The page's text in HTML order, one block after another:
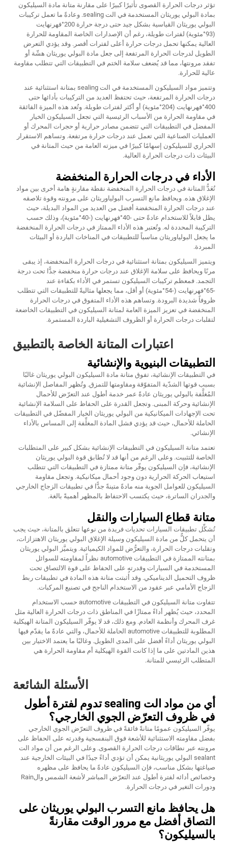
تؤثر درجات الحرارة القصوى تأثيرًا كبيرًا على مقارنة متانة مادة السيليكون
بمادة البولي يوريثان المستخدمة في الت sealing. وعادةً ما تعمل تركيبات
البولي يوريثان القياسية بشكل جيد حتى درجة حرارة 200°فهرنهايت
(93°مئوية) لفترات طويلة، رغم أن الإصدارات الخاصة المقاومة للحرارة
العالية يمكنها تحمل درجات حرارة أعلى لفترات أقصر. وقد يؤدي التعرض
الطويل لدرجات الحرارة المرتفعة إلى جعل مادة البولي يوريثان هشّة أو
تفقد مرونتها، مما قد يُضعف سلامة الختم في التطبيقات التي تتطلب مقاومة
عالية للحرارة.
وتتميز مواد السيليكون المستخدمة في الت sealing بمتانة استثنائية عند
درجات الحرارة المرتفعة، حيث تحتفظ العديد من التركيبات بأدائها حتى
400°فهرنهايت (204°مئوية) أو أكثر لفترات طويلة. وتُعد هذه الميزة الفائقة
في مقاومة الحرارة من الأسباب الرئيسية التي تجعل السيليكون الخيار
المفضل في التطبيقات التي تتضمن مصادر حرارية أو حجرات المحرك أو
العمليات الصناعية التي تعمل عند درجات حرارة مرتفعة. وتساهم الاستقرار
الحراري للسيليكون إسهامًا كبيرًا في ميزته العامة من حيث المتانة في
البيئات ذات درجات الحرارة العالية.
الأداء في درجات الحرارة المنخفضة
تُعَدُّ المتانة في درجات الحرارة المنخفضة نقطة مقارنةٍ هامة أخرى بين مواد
الإغلاق هذه. ويحافظ مانع التسرب البولياوريثان على مرونته وقوة تلاصقه
عند درجات الحرارة المنخفضة أفضل من العديد من المواد البديلة، حيث
يظل قابلاً للاستخدام عادةً حتى -40°فهرنهايت (-40°مئوية)، وذلك حسب
التركيبة المحددة له. وتُعتبر هذه الأداء الممتاز في درجات الحرارة المنخفضة
ما يجعل البولياوريثان مناسباً للتطبيقات في المناخات الباردة أو البيئات
المبردة.
ويتميز السيليكون بمتانة استثنائية في درجات الحرارة المنخفضة، إذ يبقى
مرنًا ويحافظ على سلامة الإغلاق عند درجات حرارة منخفضة جدًّا تحت درجة
التجمد. فمعظم تركيبات السيليكون تستمر في الأداء بكفاءة عند
-65°فهرنهايت (-54°مئوية) أو أقل، مما يجعلها مثاليةً للتطبيقات التي تتطلب
ظروفاً شديدة البرودة. وتساهم هذه الأداء المتفوق في درجات الحرارة
المنخفضة في تعزيز الميزة العامة لمتانة السيليكون في التطبيقات الخاضعة
لتقلبات درجات الحرارة أو الظروف التشغيلية الباردة المستمرة.
اعتبارات المتانة الخاصة بالتطبيق
التطبيقات البنيوية والإنشائية
في التطبيقات الإنشائية، تفوق متانة مادة السيليكون البولي يوريثان غالبًا
بسبب قوتها الشدّية المتفوّقة ومقاومتها للتمزق. وتُظهر المفاصل الإنشائية
المُغلَّفة بالبولي يوريثان عادةً عمر خدمة أطول عند التعرّض للأحمال
الإنشائية وحركة المبنى. وتجعل القدرة على الحفاظ على السلامة الإنشائية
تحت الإجهادات الميكانيكية من البولي يوريثان الخيار المفضّل في التطبيقات
الحاملة للأحمال، حيث قد يؤدي فشل المادة المغلِّفة إلى المساس بالأداء
الإنشائي.
تعتمد متانة السيليكون في التطبيقات الإنشائية بشكل كبير على المتطلبات
الخاصة للتثبيت. وعلى الرغم من أنها قد لا تُطابق قوة البولي يوريثان
الإنشائية، فإن السيليكون يوفّر متانة ممتازة في التطبيقات التي تتطلب
استيعاب الحركة الحرارية دون وجود أحمال ميكانيكية. وتجعل مقاومة
السيليكون للعوامل الجوية منه مادةً متينةً جدًّا في تطبيقات الزجاج الخارجي
والجدران الساترة، حيث يكتسب الاحتفاظ بالمظهر أهميةً بالغة.
متانة قطاع السيارات والنقل
تُشكِّل تطبيقات السيارات تحديات فريدة من نوعها تتعلق بالمتانة، حيث يجب
أن يتحمل كلٌّ من مادة السيليكون وسيلة الإغلاق البولي يوريثان الاهتزازات،
وتقلبات درجات الحرارة، والتعرُّض للمواد الكيميائية. ويتميَّز البولي يوريثان
بمتانته الممتازة في التطبيقات automotive نظراً لمقاومته للسوائل
المستخدمة في السيارات وقدرته على الحفاظ على قوة الالتصاق تحت
ظروف التحميل الديناميكي. وقد أُثبتت متانة هذه المادة في تطبيقات ربط
الزجاج الأمامي عبر عقود من الاستخدام الناجح في تصنيع المركبات.
تتفاوت متانة السيليكون في التطبيقات automotive حسب الاستخدام
المحدد، حيث يُظهر أداءً ممتازًا في المناطق ذات درجات الحرارة العالية مثل
غرف المحرك وأنظمة العادم. ومع ذلك، قد لا يوفّر السيليكون المتانة الهيكلية
المطلوبة للتطبيقات automotive الحاملة للأحمال، والتي عادةً ما يقدّم فيها
البولي يوريثان أداءً أفضل على المدى الطويل. وغالبًا ما يعتمد الاختيار بين
هذين المادتين على ما إذا كانت القوة الهيكلية أم مقاومة الحرارة هي
المتطلب الرئيسي للمتانة.
الأسئلة الشائعة
أي من مواد الت sealing تدوم لفترة أطول
في ظروف التعرّض الجوي الخارجي؟
يوفّر السيليكون عمومًا متانةً فائقةً في ظروف التعرّض الجوي الخارجي
بفضل مقاومته الاستثنائية للأشعة فوق البنفسجية وقدرته على الحفاظ على
مرونته عبر نطاقات درجات الحرارة القصوى. وعلى الرغم من أن مواد الت
sealant البولي يوريثانية يمكن أن تؤدي أداءً جيدًا في البيئات الخارجية عند
صياغتها بشكل مناسب، فإن السيليكون عادةً ما يحافظ على مظهره
وخصائص أدائه لفترة أطول عند التعرّض المباشر لأشعة الشمس والRain
ودورات التغير في درجات الحرارة.
هل يحافظ مانع التسرب البولي يوريثان على
التصاق أفضل مع مرور الوقت مقارنةً
بالسيليكون؟